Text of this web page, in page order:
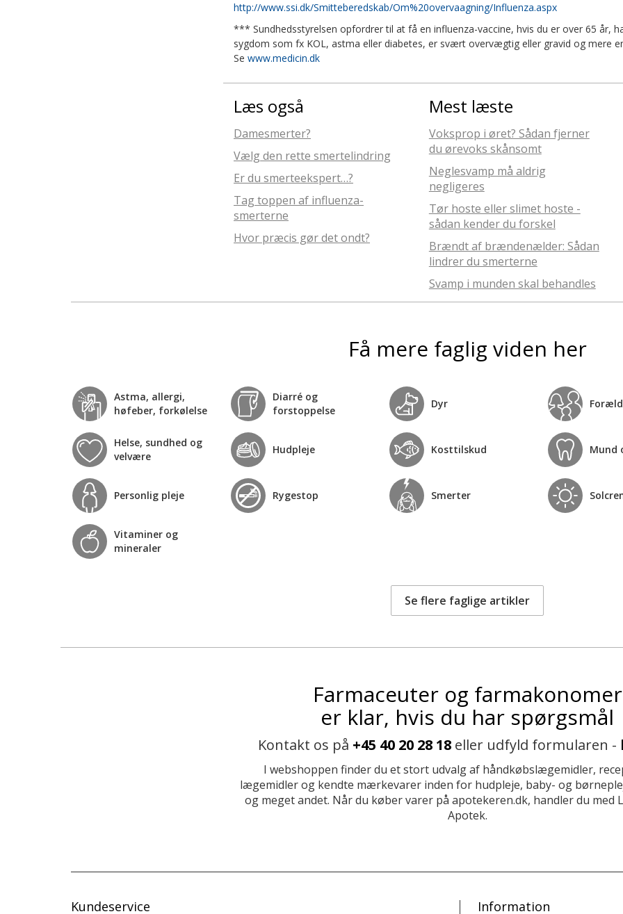
http://www.ssi.dk/Smitteberedskab/Om%20overvaagning/Influenza.aspx
*** Sundhedsstyrelsen opfordrer til at få en influenza-vaccine, hvis du er over 65 år,
sygdom som fx KOL, astma eller diabetes, er svært overvægtig eller gravid og mere
Se www.medicin.dk
Læs også
Damesmerter?
Vælg den rette smertelindring
Er du smerteekspert…?
Tag toppen af influenza-
smerterne
Hvor præcis gør det ondt?
Mest læste
Voksprop i øret? Sådan fjerner
du ørevoks skånsomt
Neglesvamp må aldrig
negligeres
Tør hoste eller slimet hoste -
sådan kender du forskel
Brændt af brændenælder: Sådan
lindrer du smerterne
Svamp i munden skal behandles
Få mere faglig viden her
Astma, allergi,
høfeber, forkølelse
Diarré og
forstoppelse
Dyr
Helse, sundhed og
velvære
Hudpleje Kosttilskud Mund
Personlig pleje Rygestop Smerter
Vitaminer og
mineraler
Se flere faglige artikler
Farmaceuter og farmakonomer
er klar, hvis du har spørgsmål
Kontakt os på +45 40 20 28 18 eller udfyld formularen -
I webshoppen finder du et stort udvalg af håndkøbslægemidler,
lægemidler og kendte mærkevarer inden for hudpleje, baby- og
og meget andet. Når du køber varer på apotekeren.dk, handler du med
Apotek.
Kundeservice Information